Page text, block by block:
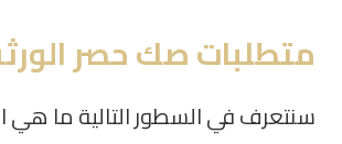
متطلبات صك حصر
سنتعرف في السطور التالية ما هي